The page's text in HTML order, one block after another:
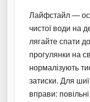
Лайфстайл —
чистої води на
лягайте спати
прогулянки на
нормалізують
затиски. Для
вправи: